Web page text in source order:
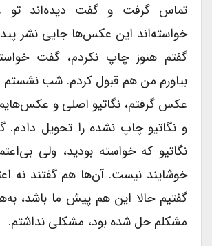
تماس گرفت و گفت دیده‌اند تو
خواسته‌اند این عکس‌ها جایی نشر
گفتم هنوز چاپ نکردم، گفت
بیاورم من هم قبول کردم. شب نشستم
عکس گرفتم، نگاتیو اصلی و عکس‌هایم
و نگاتیو چاپ نشده را تحویل دادم.
نگاتیو که خواسته بودید، ولی
خوشایند نیست. آن‌ها هم گفتند نه
گفتیم حالا این هم پیش ما باشد،
مشکلم حل شده بود، مشکلی ندا‌شتم.